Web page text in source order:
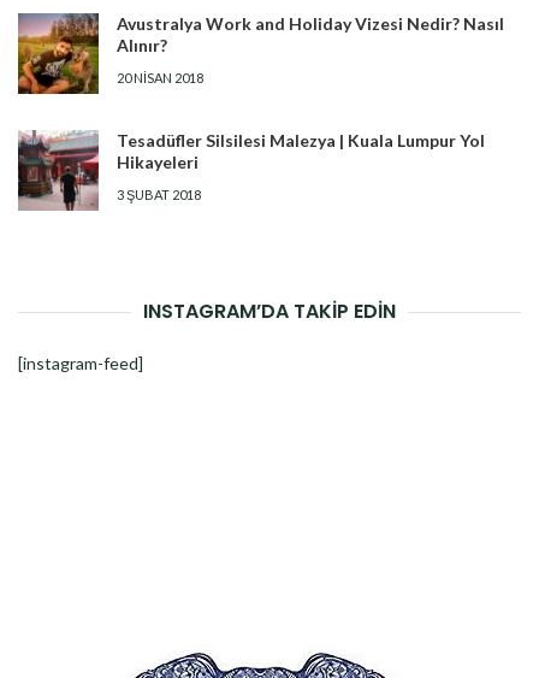
Avustralya Work and Holiday Vizesi Nedir? Nasıl
Alınır?
20 NISAN 2018
Tesadüfler Silsilesi Malezya | Kuala Lumpur Yol
Hikayeleri
3 ŞUBAT 2018
INSTAGRAM’DA TAKİP EDİN
[instagram-feed]